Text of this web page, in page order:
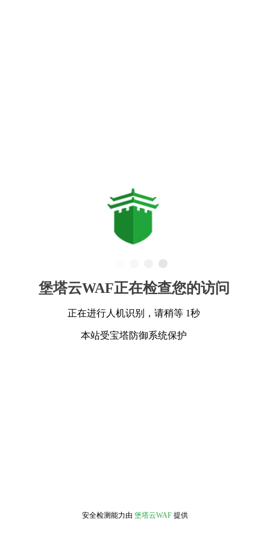
堡塔云WAF正在检查您的访问
正在进行人机识别，请稍等 1秒
本站受宝塔防御系统保护
安全检测能力由 堡塔云WAF 提供